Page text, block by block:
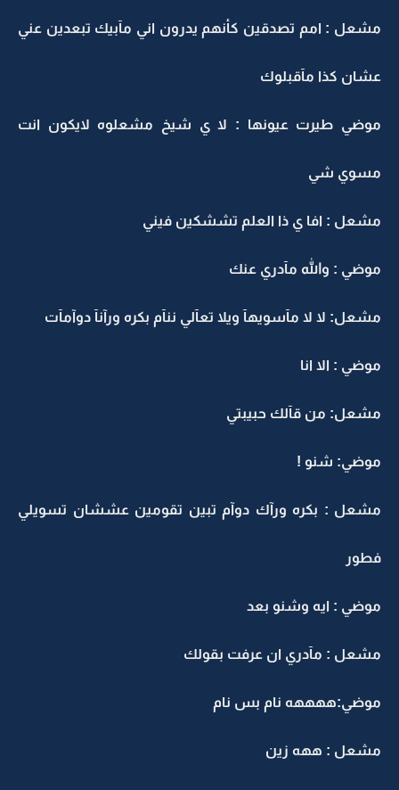
مشعل : امم تصدقين كأنهم يدرون اني مآبيك تبعدين عني
عشان كذا مآقبلوك
موضي طيرت عيونها : لا ي شيخ مشعلوه لايكون انت
مسوي شي
مشعل : افا ي ذا العلم تششكين فيني
موضي : والله مآدري عنك
مشعل: لا لا مآسويهآ ويلا تعآلي ننآم بكره ورآنآ دوآمآت
موضي : الا انا
مشعل: من قآلك حبيبتي
موضي: شنو !
مشعل : بكره ورآك دوآم تبين تقومين عششان تسويلي
فطور
موضي : ايه وشنو بعد
مشعل : مآدري ان عرفت بقولك
موضي:ههههه نام بس نام
مشعل : ههه زين